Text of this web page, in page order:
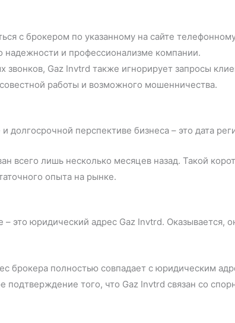
с брокером по указанному на сайте
надежности и профессионализме компании.
звонков, Gaz Invtrd также игнорирует запросы
работы и возможного мошенничества.
перспективе бизнеса – это дата
всего лишь несколько месяцев назад. Такой
опыта на рынке.
это юридический адрес Gaz Invtrd. Оказывается,
брокера полностью совпадает с юридическим
того, что Gaz Invtrd связан со